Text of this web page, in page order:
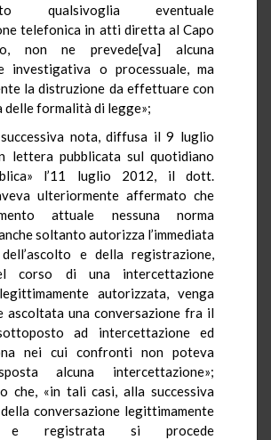
qualsivoglia eventuale
telefonica in atti diretta al Capo
non ne prevede[va] alcuna
investigativa o processuale, ma
la distruzione da effettuare con
delle formalità di legge»;
nota, diffusa il 9 luglio
lettera pubblicata sul quotidiano
l’11 luglio 2012, il dott.
ulteriormente affermato che
attuale nessuna norma
soltanto autorizza l’immediata
dell’ascolto e della registrazione,
corso di una intercettazione
autorizzata, venga
ascoltata una conversazione fra il
ad intercettazione ed
nei cui confronti non poteva
alcuna intercettazione»;
che, «in tali casi, alla successiva
conversazione legittimamente
e registrata si procede